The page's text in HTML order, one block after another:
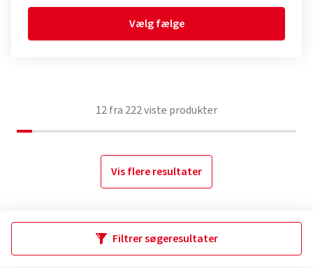
Vælg fælge
12fra 222viste produkter
Vis flere resultater
Filtrer søgeresultater